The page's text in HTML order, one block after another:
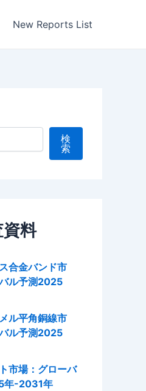
New Reports List
検
索
料
合金バンド市
ル予測2025
ル平角銅線市
ル予測2025
市場：グローバ
年-2031年